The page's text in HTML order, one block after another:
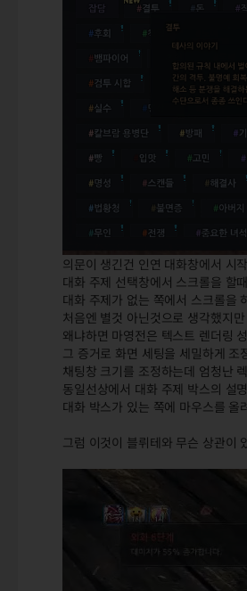
의문이 생긴건 인연 대화창에서 시
대화 주제 선택창에서 스크롤을 할
대화 주제가 없는 쪽에서 스크롤을
처음엔 별것 아닌것으로 생각했지
왜냐하면 마영전은 텍스트 렌더링
그 증거로 화면 세팅을 세밀하게
채팅창 크기를 조정하는데 엄청난
동일선상에서 대화 주제 박스의 설
대화 박스가 있는 쪽에 마우스를
그럼 이것이 블뤼테와 무슨 상관이